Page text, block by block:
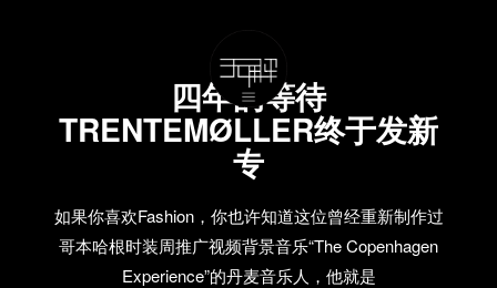
四年的等待
TRENTEMØLLER终于发新
专
如果你喜欢Fashion，你也许知道这位曾经重新制作过
哥本哈根时装周推广视频背景音乐“The Copenhagen
Experience”的丹麦音乐人，他就是